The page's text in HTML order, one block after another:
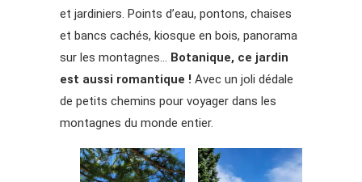
et jardiniers. Points d’eau, pontons, chaises
et bancs cachés, kiosque en bois, panorama
sur les montagnes… Botanique, ce jardin
est aussi romantique ! Avec un joli dédale
de petits chemins pour voyager dans les
montagnes du monde entier.